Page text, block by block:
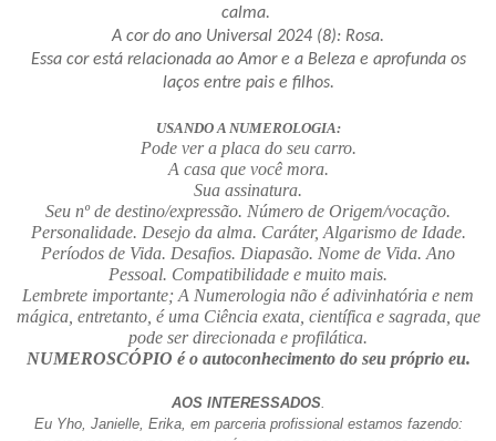
calma.
A cor do ano Universal 2024 (8): Rosa.
Essa cor está relacionada ao Amor e a Beleza e aprofunda os
laços entre pais e filhos.
USANDO A NUMEROLOGIA:
Pode ver a placa do seu carro.
A casa que você mora.
Sua assinatura.
Seu nº de destino/expressão. Número de Origem/vocação.
Personalidade. Desejo da alma. Caráter, Algarismo de Idade.
Períodos de Vida. Desafios. Diapasão. Nome de Vida. Ano
Pessoal. Compatibilidade e muito mais.
Lembrete importante; A Numerologia não é adivinhatória e nem
mágica, entretanto, é uma Ciência exata, científica e sagrada, que
pode ser direcionada e profilática.
NUMEROSCÓPIO é o autoconhecimento do seu próprio eu.
AOS INTERESSADOS.
Eu Yho, Janielle, Erika, em parceria profissional estamos fazendo: